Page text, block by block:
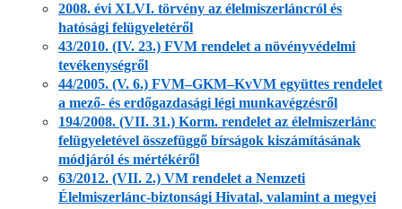
2008. évi XLVI. törvény az élelmiszerláncról és
hatósági felügyeletéről
43/2010. (IV. 23.) FVM rendelet a növényvédelmi
tevékenységről
44/2005. (V. 6.) FVM–GKM–KvVM együttes rendelet
a mező- és erdőgazdasági légi munkavégzésről
194/2008. (VII. 31.) Korm. rendelet az élelmiszerlánc
felügyeletével összefüggő bírságok kiszámításának
módjáról és mértékéről
63/2012. (VII. 2.) VM rendelet a Nemzeti
Élelmiszerlánc-biztonsági Hivatal, valamint a megyei